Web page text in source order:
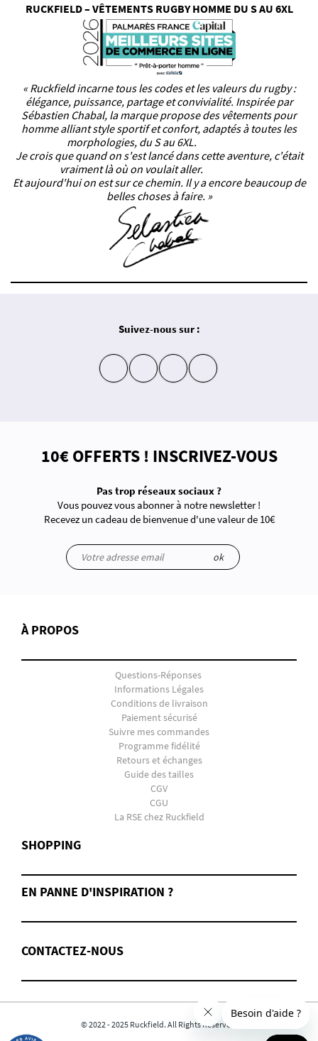
RUCKFIELD – VÊTEMENTS RUGBY HOMME DU S AU 6XL
« Ruckfield incarne tous les codes et les valeurs du rugby :
élégance, puissance, partage et convivialité. Inspirée par
Sébastien Chabal, la marque propose des vêtements pour
homme alliant style sportif et confort, adaptés à toutes les
morphologies, du S au 6XL.
Je crois que quand on s'est lancé dans cette aventure, c'était
vraiment là où on voulait aller.
Et aujourd'hui on est sur ce chemin. Il y a encore beaucoup de
belles choses à faire. »
Suivez-nous sur :
insta fb yt in
10€ OFFERTS ! INSCRIVEZ-VOUS
Pas trop réseaux sociaux ?
Vous pouvez vous abonner à notre newsletter !
Recevez un cadeau de bienvenue d'une valeur de 10€
ok
À PROPOS
Questions-Réponses
Informations Légales
Conditions de livraison
Paiement sécurisé
Suivre mes commandes
Programme fidélité
Retours et échanges
Guide des tailles
CGV
CGU
La RSE chez Ruckfield
SHOPPING
EN PANNE D'INSPIRATION ?
CONTACTEZ-NOUS
© 2022 - 2025 Ruckfield. All Rights Reserved.